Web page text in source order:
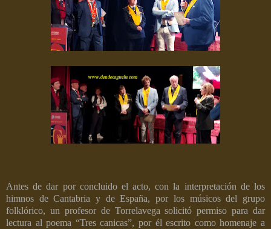
Antes de dar por concluido el acto, conla interpretación de los
himnos de Cantabria y de España, por los músicos del grupo
folklórico, un profesor de Torrelavega solicitó permiso para dar
lectura al poema “Tres canicas”, por él escrito como homenaje a